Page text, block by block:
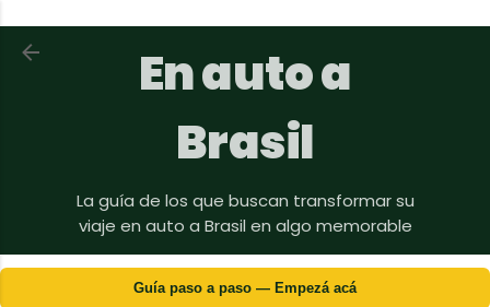
Ir al contenido principal
En auto a
Brasil
La guía de los que buscan transformar su
viaje en auto a Brasil en algo memorable
Guía paso a paso — Empezá acá